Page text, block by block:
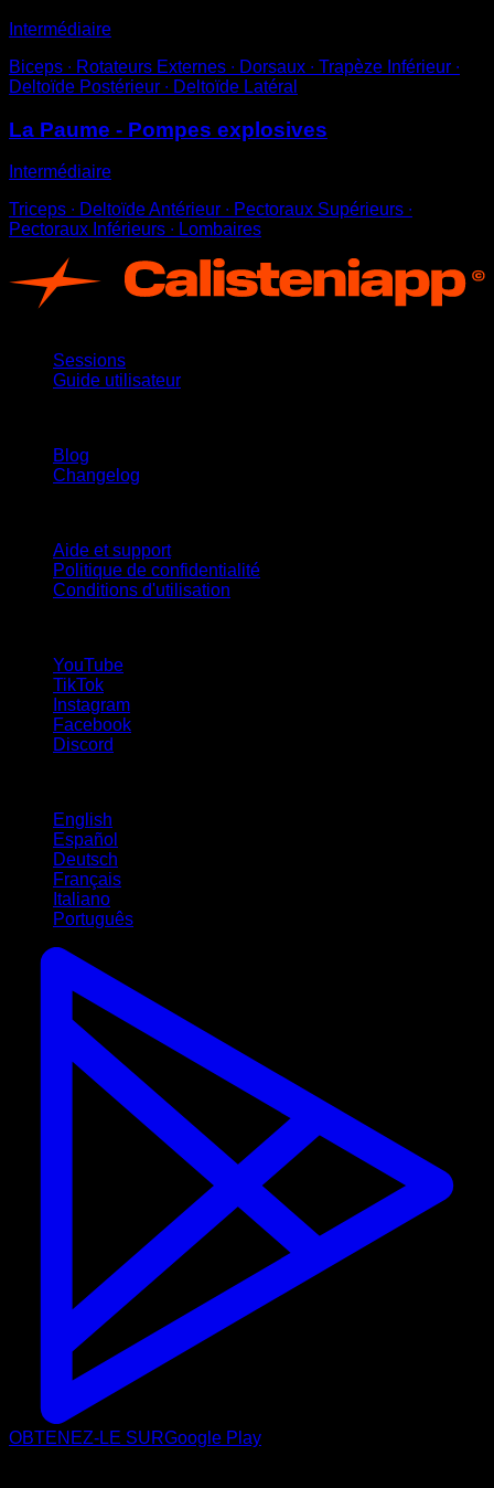
Intermédiaire
Biceps ∙ Rotateurs Externes ∙ Dorsaux ∙ Trapèze Inférieur ∙
Deltoïde Postérieur ∙ Deltoïde Latéral
La Paume - Pompes explosives
Intermédiaire
Triceps ∙ Deltoïde Antérieur ∙ Pectoraux Supérieurs ∙
Pectoraux Inférieurs ∙ Lombaires
Sessions
Guide utilisateur
Blog
Changelog
Aide et support
Politique de confidentialité
Conditions d'utilisation
YouTube
TikTok
Instagram
Facebook
Discord
English
Español
Deutsch
Français
Italiano
Português
OBTENEZ-LE SURGoogle Play